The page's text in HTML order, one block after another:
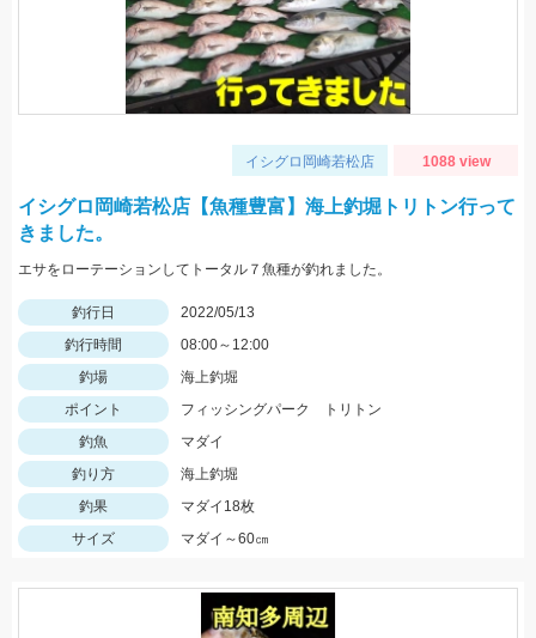
イシグロ岡崎若松店 1088 view
イシグロ岡崎若松店【魚種豊富】海上釣堀トリトン行って
きました。
エサをローテーションしてトータル７魚種が釣れました。
釣行日
2022/05/13
釣行時間
08:00～12:00
釣場
海上釣堀
ポイント
フィッシングパーク トリトン
釣魚
マダイ
釣り方
海上釣堀
釣果
マダイ18枚
サイズ
マダイ～60㎝